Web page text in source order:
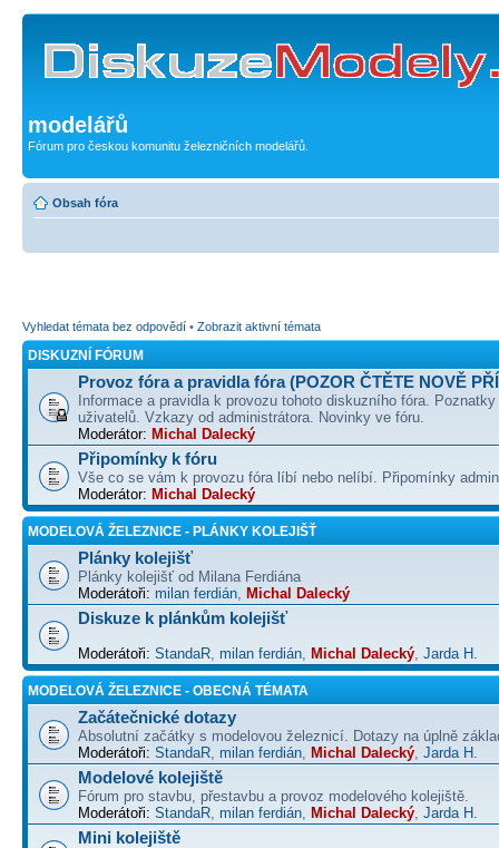
modelářů
Fórum pro českou komunitu železničních modelářů.
Obsah fóra
Vyhledat témata bez odpovědí • Zobrazit aktivní témata
DISKUZNÍ FÓRUM
Provoz fóra a pravidla fóra (POZOR ČTĚTE NOVĚ
Informace a pravidla k provozu tohoto diskuzního fóra.
uživatelů. Vzkazy od administrátora. Novinky ve fóru.
Moderátor: Michal Dalecký
Připomínky k fóru
Vše co se vám k provozu fóra líbí nebo nelíbí. Připomínky
Moderátor: Michal Dalecký
MODELOVÁ ŽELEZNICE - PLÁNKY KOLEJIŠŤ
Plánky kolejišť
Plánky kolejišť od Milana Ferdiána
Moderátoři: milan ferdián, Michal Dalecký
Diskuze k plánkům kolejišť
Moderátoři: StandaR, milan ferdián, Michal Dalecký, Jarda H.
MODELOVÁ ŽELEZNICE - OBECNÁ TÉMATA
Začátečnické dotazy
Absolutní začátky s modelovou železnicí. Dotazy na úplně
Moderátoři: StandaR, milan ferdián, Michal Dalecký, Jarda H.
Modelové kolejiště
Fórum pro stavbu, přestavbu a provoz modelového kolejiště.
Moderátoři: StandaR, milan ferdián, Michal Dalecký, Jarda H.
Mini kolejiště